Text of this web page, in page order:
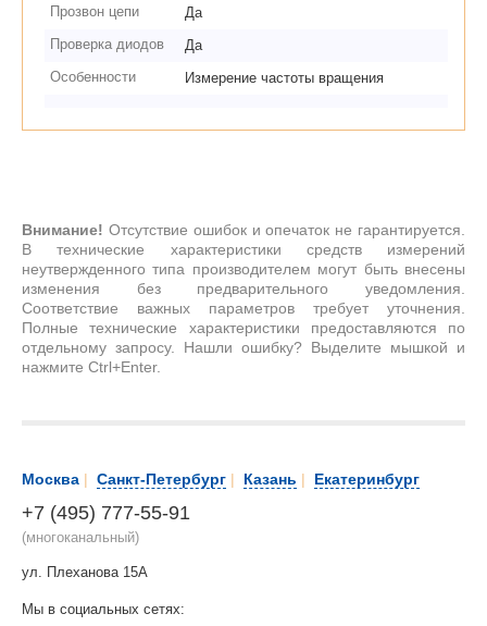
Прозвон цепи
Да
Проверка диодов
Да
Особенности
Измерение частоты вращения
Внимание! Отсутствие ошибок и опечаток не гарантируется.
В технические характеристики средств измерений
неутвержденного типа производителем могут быть внесены
изменения без предварительного уведомления.
Соответствие важных параметров требует уточнения.
Полные технические характеристики предоставляются по
отдельному запросу. Нашли ошибку? Выделите мышкой и
нажмите Ctrl+Enter.
Москва | Санкт-Петербург | Казань | Екатеринбург
+7 (495) 777-55-91
(многоканальный)
ул. Плеханова 15А
Мы в социальных сетях: